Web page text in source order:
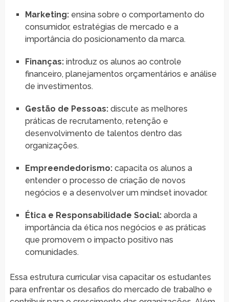
Marketing:ensina sobre o comportamento do
consumidor, estratégias de mercado e a
importância do posicionamento da marca.
Finanças:introduz os alunos ao controle
financeiro, planejamentos orçamentários e análise
de investimentos.
Gestão de Pessoas:discute as melhores
práticas de recrutamento, retenção e
desenvolvimento de talentos dentro das
organizações.
Empreendedorismo:capacita os alunos a
entender o processo de criação de novos
negócios e a desenvolver um mindset inovador.
Ética e Responsabilidade Social:aborda a
importância da ética nos negócios e as práticas
que promovem o impacto positivo nas
comunidades.
Essa estrutura curricular visa capacitar os estudantes
para enfrentar os desafios do mercado de trabalho e